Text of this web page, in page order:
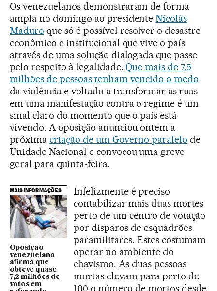
Os venezuelanos demonstraram de forma
ampla no domingo ao presidenteNicolás
Maduro que só é possível resolver o desastre
econômico e institucional que vive o país
através de uma solução dialogada que passe
pelo respeito à legalidade.Que mais de 7,5
milhões de pessoas tenham vencido o medo
da violência e voltado a transformar as ruas
em uma manifestação contra o regime é um
sinal claro do momento que o país está
vivendo. A oposição anunciou ontem a
próxima criação de um Governo paralelo de
Unidade Nacional e convocou uma greve
geral para quinta-feira.
MAIS INFORMAÇÕES
Oposição
venezuelana
afirma que
obteve quase
7,2 milhões de
votos em
Infelizmente é preciso
contabilizar mais duas mortes
perto de um centro de votação
por disparos de esquadrões
paramilitares. Estes costumam
operar no ambiente do
chavismo. As duas pessoas
mortas elevam para perto de
100 o número de mortos desde